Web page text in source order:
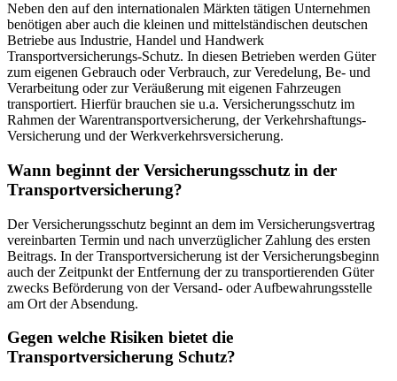
Neben den auf den internationalen Märkten tätigen Unternehmen
benötigen aber auch die kleinen und mittelständischen deutschen
Betriebe aus Industrie, Handel und Handwerk
Transportversicherungs-Schutz. In diesen Betrieben werden Güter
zum eigenen Gebrauch oder Verbrauch, zur Veredelung, Be- und
Verarbeitung oder zur Veräußerung mit eigenen Fahrzeugen
transportiert. Hierfür brauchen sie u.a. Versicherungsschutz im
Rahmen der Warentransportversicherung, der Verkehrshaftungs-
Versicherung und der Werkverkehrsversicherung.
Wann beginnt der Versicherungsschutz in der
Transportversicherung?
Der Versicherungsschutz beginnt an dem im Versicherungsvertrag
vereinbarten Termin und nach unverzüglicher Zahlung des ersten
Beitrags. In der Transportversicherung ist der Versicherungsbeginn
auch der Zeitpunkt der Entfernung der zu transportierenden Güter
zwecks Beförderung von der Versand- oder Aufbewahrungsstelle
am Ort der Absendung.
Gegen welche Risiken bietet die
Transportversicherung Schutz?